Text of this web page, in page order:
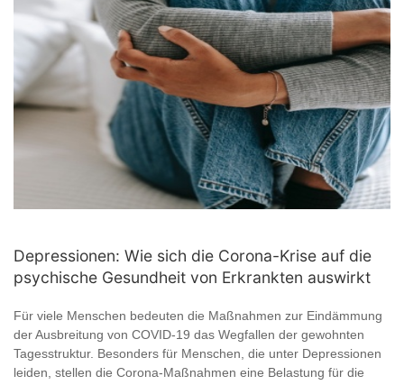
Depressionen: Wie sich die Corona-Krise auf die
psychische Gesundheit von Erkrankten auswirkt
Für viele Menschen bedeuten die Maßnahmen zur Eindämmung
der Ausbreitung von COVID-19 das Wegfallen der gewohnten
Tagesstruktur. Besonders für Menschen, die unter Depressionen
leiden, stellen die Corona-Maßnahmen eine Belastung für die